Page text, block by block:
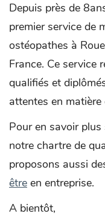
Depuis près de
premier service de
ostéopathes à
France. Ce service
qualifiés et
attentes en
Pour en savoir
notre chartre de
proposons aussi
être en entreprise.
A bientôt,